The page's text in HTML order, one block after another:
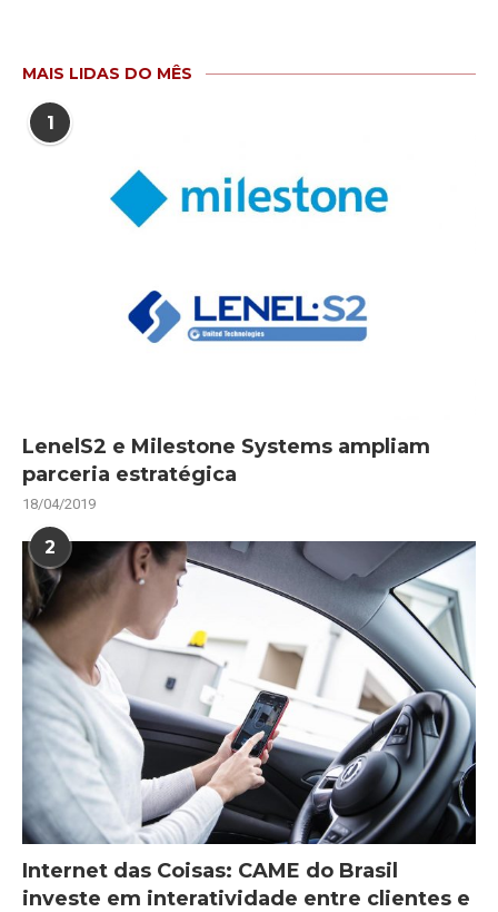
MAIS LIDAS DO MÊS
1
LenelS2 e Milestone Systems ampliam
parceria estratégica
18/04/2019
2
Internet das Coisas: CAME do Brasil
investe em interatividade entre clientes e